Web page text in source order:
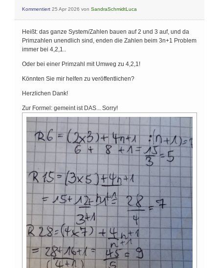
\frac{(n+1)+(4
n+1)}{n+1}=P
Kommentiert 25 Apr 2026 von SandraSchmidtLuca
Heißt: das ganze System/Zahlen bauen auf 2 und 3 auf, und da
Primzahlen unendlich sind, enden die Zahlen beim 3n+1 Problem
immer bei 4,2,1..
Oder bei einer Primzahl mit Umweg zu 4,2,1!
Könnten Sie mir helfen zu veröffentlichen?
Herzlichen Dank!
Zur Formel: gemeint ist DAS... Sorry!